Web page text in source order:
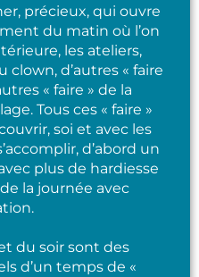
précieux, qui ouvre
du matin où l’on
les ateliers,
clown, d’autres « faire
« faire » de la
Tous ces « faire »
soi et avec les
d’abord un
plus de hardiesse
la journée avec
du soir sont des
d’un temps de «